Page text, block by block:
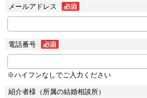
メールアドレス
電話番号
※ハイフンなしでご入力ください
紹介者様（所属の結婚相談所）